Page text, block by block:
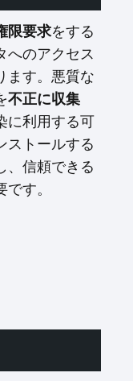
限要求をする
へのアクセス
ます。悪質な
不正に収集
に利用する可
ストールする
、信頼できる
す。